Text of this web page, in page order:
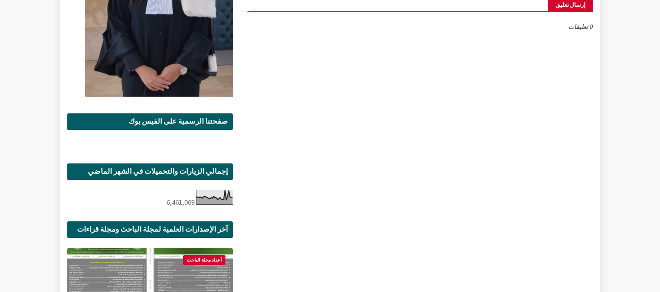
إرسال تعليق
0 تعليقات
صفحتنا الرسمية على الفيس بوك
إجمالي الزيارات والتحميلات في الشهر الماضي
6,461,069
آخر الإصدارات العلمية لمجلة الباحث ومجلة قراءات
أعداد مجلة الباحث